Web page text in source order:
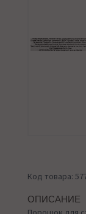
Код товара:
ОПИСАНИЕ